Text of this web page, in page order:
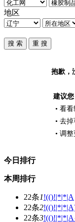
地区
抱歉，
建议您
• 看
• 去
• 调
今日排行
本周排行
22条1!(()!|*|*|A
22条2
22条3